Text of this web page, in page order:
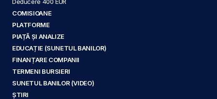
COMISIOANE
PLATFORME
PIAȚĂ ȘI ANALIZE
EDUCAȚIE (SUNETUL BANILOR)
FINANȚARE COMPANII
TERMENI BURSIERI
SUNETUL BANILOR (VIDEO)
ȘTIRI